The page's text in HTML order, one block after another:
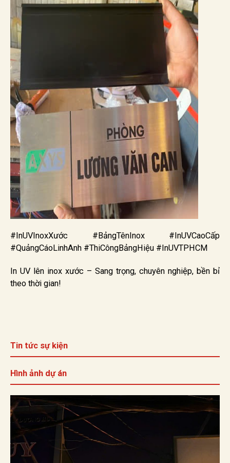
#InUVInoxXước #BảngTênInox #InUVCaoCấp
#QuảngCáoLinhAnh #ThiCôngBảngHiệu #InUVTPHCM
In UV lên inox xước – Sang trọng, chuyên nghiệp, bền bỉ
theo thời gian!
Tin tức sự kiện
Hình ảnh dự án